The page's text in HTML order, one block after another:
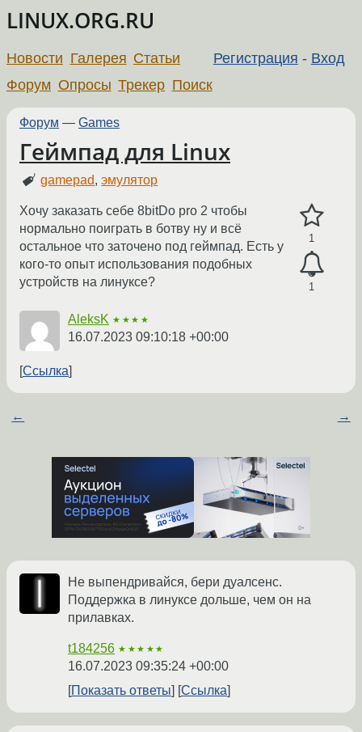
LINUX.ORG.RU
Регистрация - Вход
Новости Галерея Статьи
Форум Опросы Трекер Поиск
Форум — Games
Геймпад для Linux
gamepad,эмулятор
1
1
Хочу заказать себе 8bitDo pro 2 чтобы
нормально поиграть в ботву ну и всё
остальное что заточено под геймпад. Есть у
кого-то опыт использования подобных
устройств на линуксе?
AleksK ★★★★
16.07.2023 09:10:18 +00:00
Ссылка
← →
Не выпендривайся, бери дуалсенс.
Поддержка в линуксе дольше, чем он на
прилавках.
t184256 ★★★★★
16.07.2023 09:35:24 +00:00
Показать ответы
Ссылка